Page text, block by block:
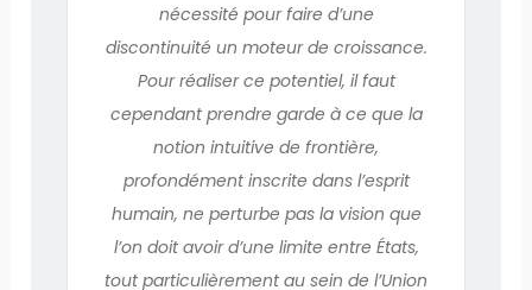
nécessité pour faire d’une
discontinuité un moteur de croissance.
Pour réaliser ce potentiel, il faut
cependant prendre garde à ce que la
notion intuitive de frontière,
profondément inscrite dans l’esprit
humain, ne perturbe pas la vision que
l’on doit avoir d’une limite entre États,
tout particulièrement au sein de l’Union